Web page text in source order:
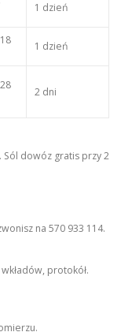
1 dzień
1 dzień
2 dni
Sól dowóz gratis przy 2
na 570 933 114.
protokół.